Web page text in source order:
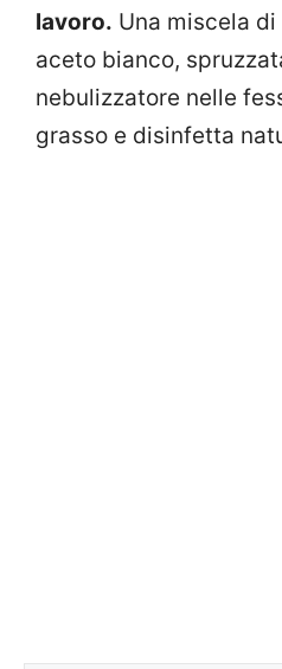
lavoro. Una miscela
aceto bianco,
nebulizzatore nelle
grasso e disinfetta